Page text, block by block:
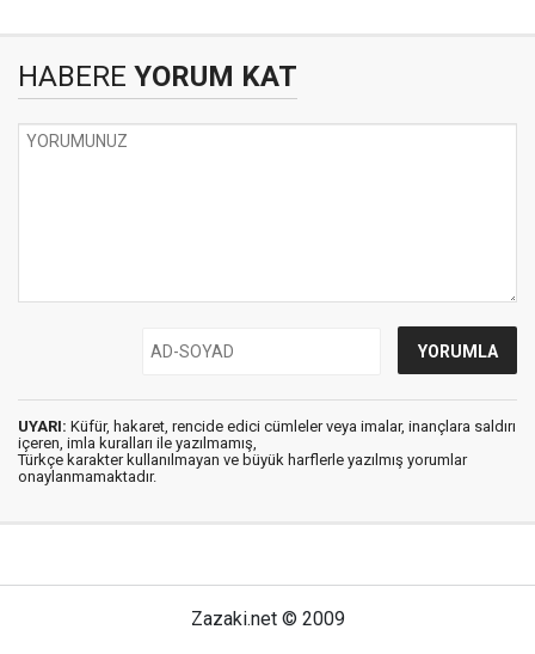
HABERE YORUM KAT
UYARI: Küfür, hakaret, rencide edici cümleler veya imalar, inançlara saldırı
içeren, imla kuralları ile yazılmamış,
Türkçe karakter kullanılmayan ve büyük harflerle yazılmış yorumlar
onaylanmamaktadır.
Zazaki.net © 2009